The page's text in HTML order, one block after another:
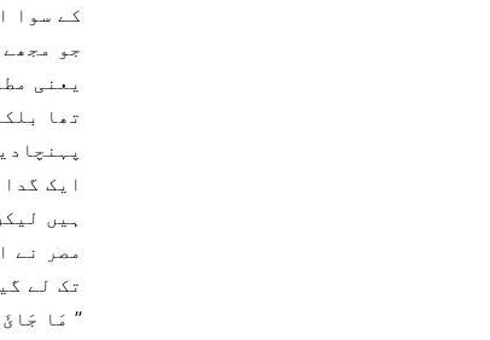
کے سوا
جو
یعنی
تھا
ایک
ہیں
مصر نے
تک لے
’’ مَا